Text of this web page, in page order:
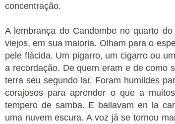
concentração.
A lembrança do Candombe no quarto
viejos, em sua maioria. Olham para o
pele flácida. Um pigarro, um cigarro ou
a recordação. De quem eram e de como
terra seu segundo lar. Foram humildes
corajosos para aprender o que a
tempero de samba. E bailavam en la
uma nuvem escura. A voz já se tornou